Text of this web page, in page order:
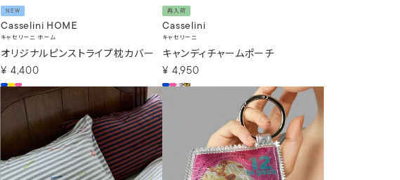
NEW
Casselini HOME
キャセリーニ ホーム
オリジナルピンストライプ枕カバー
¥ 4,400
再入荷
Casselini
キャセリーニ
キャンディチャームポーチ
¥ 4,950